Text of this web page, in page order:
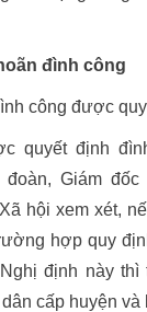
đình công
ình công được
quyết định
đoàn, Giám
hội xem xét,
hợp quy
định này thì
cấp huyện và